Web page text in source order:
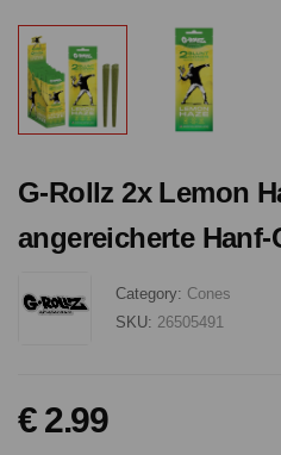
G-Rollz 2x Lemon
angereicherte Hanf-
Category: Cones
SKU: 26505491
€ 2.99